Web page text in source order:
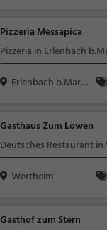
Pizzeria Messapica
Pizzeria in Erlenbach
Erlenbach b.Markt
Gasthaus Zum Löwen
Deutsches Restaurant
Wertheim
Gasthof zum Stern